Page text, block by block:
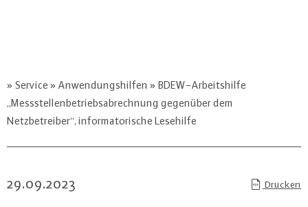
Service Anwendungshilfen
BDEW-Arbeitshilfe
„Messstellenbetriebsabrechnung gegenüber dem
Netzbetreiber“, informatorische Lesehilfe
29.09.2023 Drucken